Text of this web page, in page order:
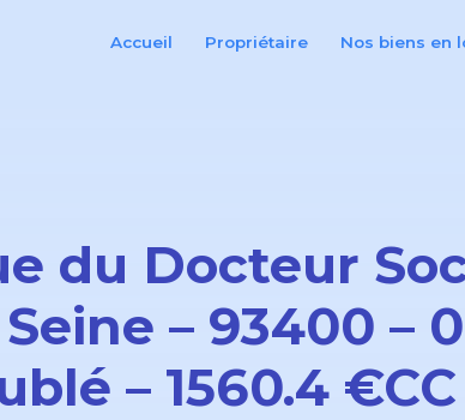
Accueil Propriétaire Nos biens en
du Docteur
– 93400 –
– 1560.4 €CC